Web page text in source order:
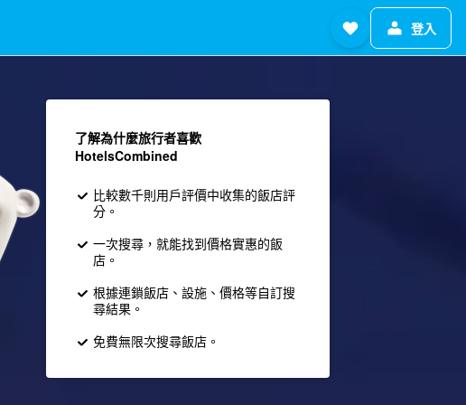
登入
了解為什麼旅行者喜歡
HotelsCombined
比較數千則用戶評價中收集的飯店評
分。
一次搜尋，就能找到價格實惠的飯
店。
根據連鎖飯店、設施、價格等自訂搜
尋結果。
免費無限次搜尋飯店。